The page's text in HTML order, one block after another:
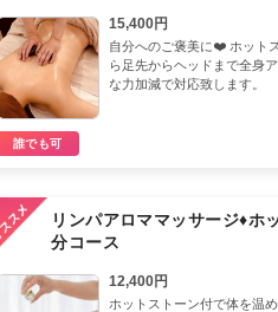
15,400円
自分へのご褒美に❤️ ホット
ら足先からヘッドまで全身
な力加減で対応致します。
誰でも可
リンパアロママッサージ♦︎ホ
分コース
12,400円
ホットストーン付で体を温